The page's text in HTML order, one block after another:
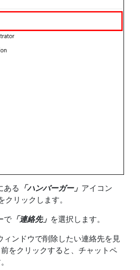
ある 「ハンバーガー」 アイコン
クリックします。
で 「連絡先」 を選択します。
ィンドウで削除したい連絡先を見
をクリックすると、チャットペ